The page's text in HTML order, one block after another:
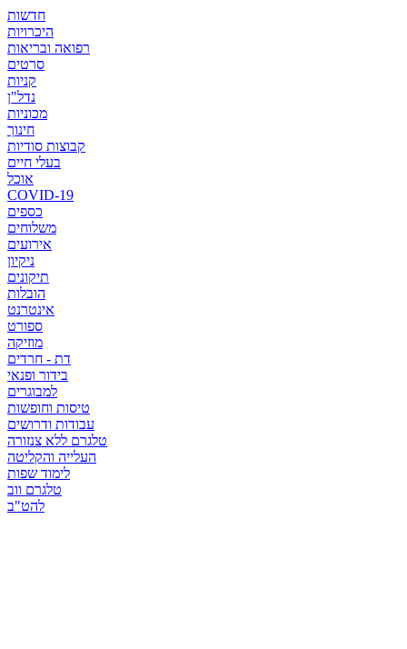
חדשות
היכרויות
רפואה ובריאות
סרטים
קניות
נדל"ן
מכוניות
חינוך
קבוצות סודיות
בעלי חיים
אוכל
COVID-19
כספים
משלוחים
אירועים
ניקיון
תיקונים
הובלות
אינטרנט
ספורט
מוזיקה
דת - חרדים
בידור ופנאי
למבוגרים
טיסות וחופשות
עבודות ודרושים
טלגרם ללא צנזורה
העלייה והקליטה
לימוד שפות
טלגרם ווב
להט"ב